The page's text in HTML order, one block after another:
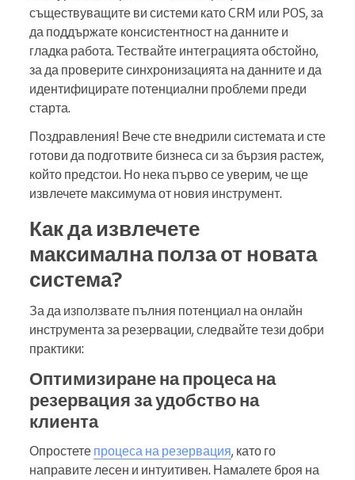
съществуващите ви системи като CRM или POS, за
да поддържате консистентност на данните и
гладка работа. Тествайте интеграцията обстойно,
за да проверите синхронизацията на данните и да
идентифицирате потенциални проблеми преди
старта.
Поздравления! Вече сте внедрили системата и сте
готови да подготвите бизнеса си за бързия растеж,
който предстои. Но нека първо се уверим, че ще
извлечете максимума от новия инструмент.
Как да извлечете
максимална полза от новата
система?
За да използвате пълния потенциал на онлайн
инструмента за резервации, следвайте тези добри
практики:
Оптимизиране на процеса на
резервация за удобство на
клиента
Опростете процеса на резервация, като го
направите лесен и интуитивен. Намалете броя на